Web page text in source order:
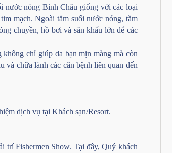
nước nóng Bình Châu giống với các loại
mạch. Ngoài tắm suối nước nóng, tắm
chuyền, hồ bơi và sân khấu lớn để các
chỉ giúp da bạn mịn màng mà còn
và chữa lành các căn bệnh liên quan đến
dịch vụ tại Khách sạn/Resort.
trí Fishermen Show. Tại đây, Quý khách